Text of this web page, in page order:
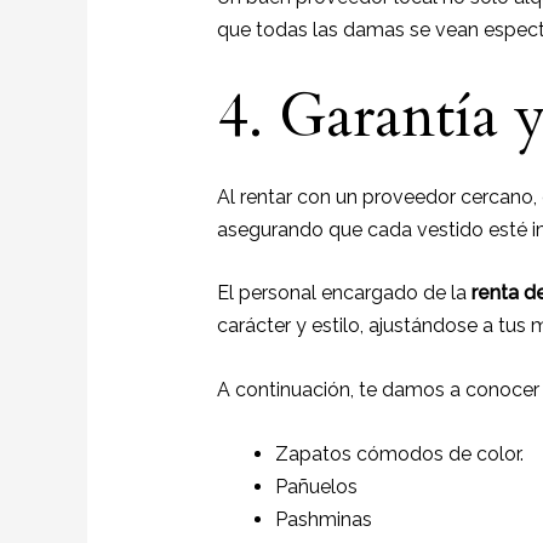
que todas las damas se vean
4. Garantía
Al rentar con un proveedor
asegurando que cada vestido esté
El personal encargado de larenta
carácter y estilo, ajustándose a tus
A continuación, te damos a
Zapatos cómodos de color.
Pañuelos
Pashminas